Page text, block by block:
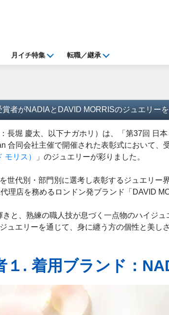
月イチ特集 転職／継承
者がNADIAとDAVID MORRISのジュエリー
長堀 慶太、以下ナガホリ）は、「第37回 日
合同会社主催で開催された表彰式において、
モリス） 」のジュエリーが彩りました。
世代別・部門別に選考し表彰するジュエリー
理店を務めるロンドン発ブランド「DAVID
と、熟練の職人技が息づく一点物のハイジ
ュエリーを通じて、身に纏う方の個性と美し
. 着用ブランド：